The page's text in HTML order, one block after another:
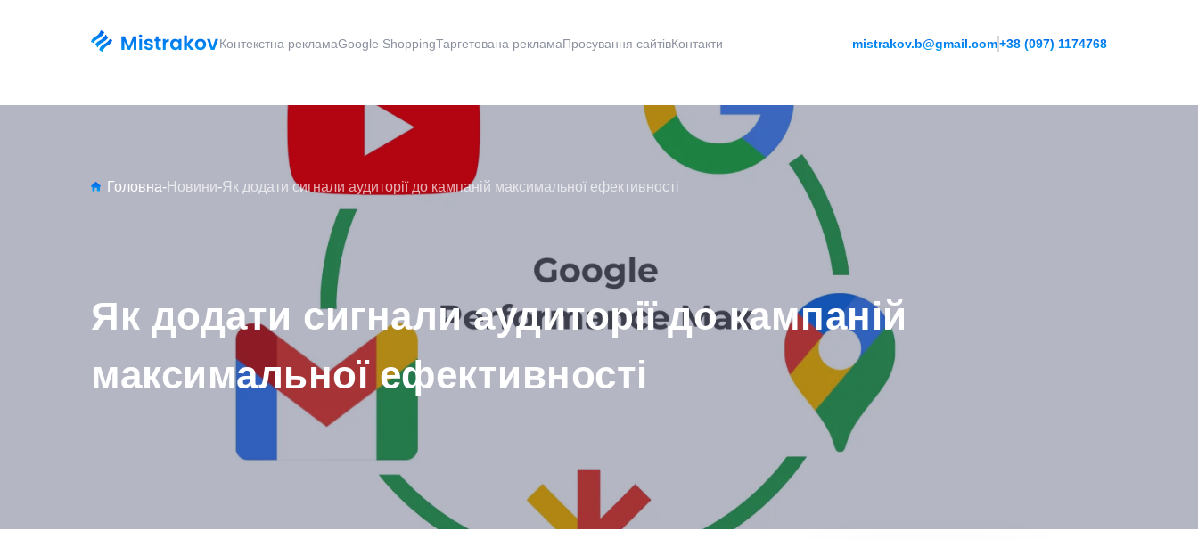
Контекстна рекламаGoogle ShoppingТаргетована рекламаПросування сайтівКонтакти mistrakov.b@gmail.com+38 (097) 1174768
Головна-Новини-Як додати сигнали аудиторії до кампаній максимальної ефективності
Як додати сигнали аудиторії до кампаній
максимальної ефективності